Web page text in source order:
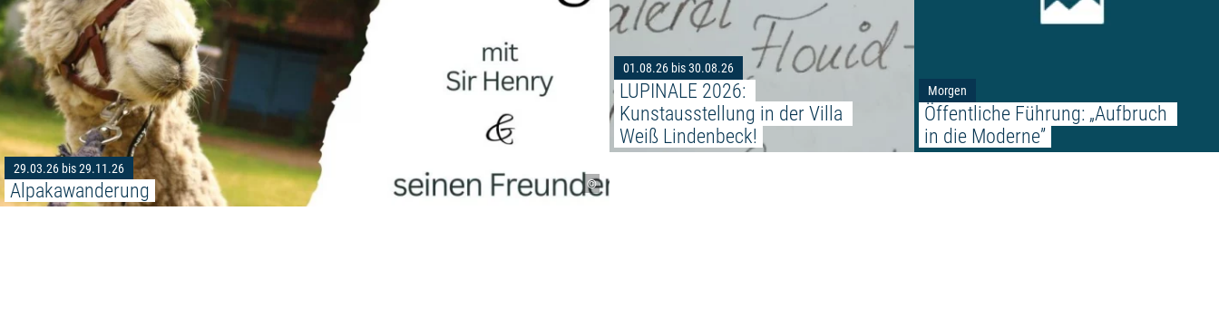
©
29.03.26 bis 29.11.26
Alpakawanderung
01.08.26 bis 30.08.26
LUPINALE 2026:
Kunstausstellung in der Villa
Weiß Lindenbeck!
Morgen
Öffentliche Führung: „Aufbruch
in die Moderne”